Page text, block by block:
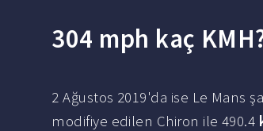
304 mph kaç
2 Ağustos 2019'da ise Le Mans
modifiye edilen Chiron ile 490.4